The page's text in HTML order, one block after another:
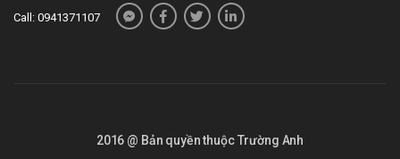
Call: 0941371107
2016 @ Bản quyền thuộc Trường Anh